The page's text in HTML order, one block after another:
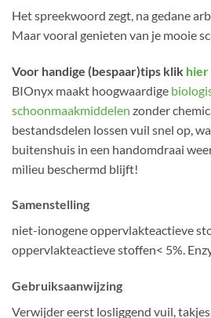
Het spreekwoord zegt, na gedane
Maar vooral genieten van je mooie
Voor handige (bespaar)tips klik hier
BIOnyx maakt hoogwaardige
schoonmaakmiddelen zonder
bestandsdelen lossen vuil snel op,
buitenshuis in een handomdraai
milieu beschermd blijft!
Samenstelling
niet-ionogene oppervlakteactieve
oppervlakteactieve stoffen< 5%.
Gebruiksaanwijzing
Verwijder eerst losliggend vuil,